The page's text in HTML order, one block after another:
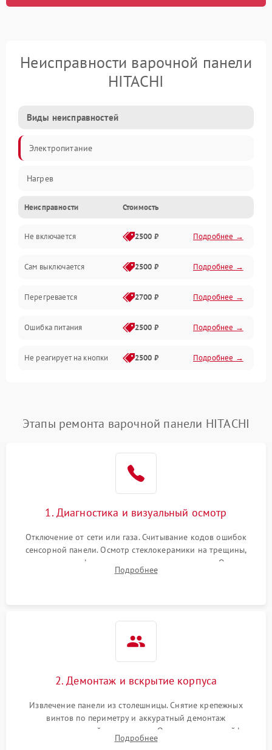
Неисправности варочной панели
HITACHI
Виды неисправностей
Электропитание
Нагрев
Неисправности Стоимость
Не включается 2500 ₽ Подробнее →
Сам выключается 2500 ₽ Подробнее →
Перегревается 2700 ₽ Подробнее →
Ошибка питания 2500 ₽ Подробнее →
Не реагирует на кнопки 2500 ₽ Подробнее →
Этапы ремонта варочной панели HITACHI
1. Диагностика и визуальный осмотр
Отключение от сети или газа. Считывание кодов ошибок
сенсорной панели. Осмотр стеклокерамики на трещины,
проверка конфорок на равномерность нагрева. Опрос
клиента о симптомах (не включается, не видит посуду,
Подробнее
2. Демонтаж и вскрытие корпуса
Извлечение панели из столешницы. Снятие крепежных
винтов по периметру и аккуратный демонтаж
стеклокерамической поверхности. Отсоединение шлейфов
сенсорного блока для доступа к силовым платам, катушкам
Подробнее